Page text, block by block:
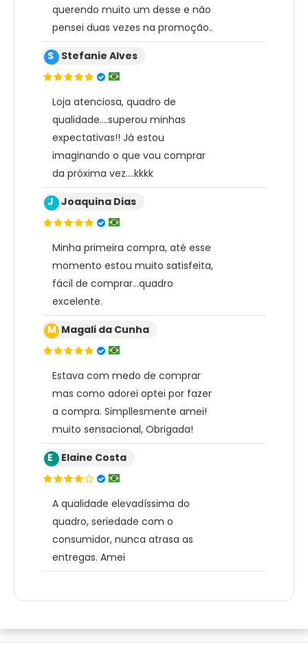
querendo muito um desse e não
pensei duas vezes na promoção..
S Stefanie Alves
Loja atenciosa, quadro de
qualidade....superou minhas
expectativas!! Já estou
imaginando o que vou comprar
da próxima vez....kkkk
J Joaquina Dias
Minha primeira compra, até esse
momento estou muito satisfeita,
fácil de comprar...quadro
excelente.
M Magali da Cunha
Estava com medo de comprar
mas como adorei optei por fazer
a compra. Simpllesmente amei!
muito sensacional, Obrigada!
E Elaine Costa
A qualidade elevadíssima do
quadro, seriedade com o
consumidor, nunca atrasa as
entregas. Amei